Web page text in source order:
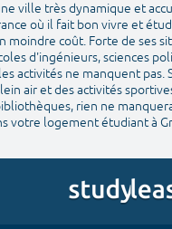
ville très dynamique et
où il fait bon vivre et
moindre coût. Forte de ses
d'ingénieurs, sciences
activités ne manquent
air et des activités
rien ne
votre logement étudiant à